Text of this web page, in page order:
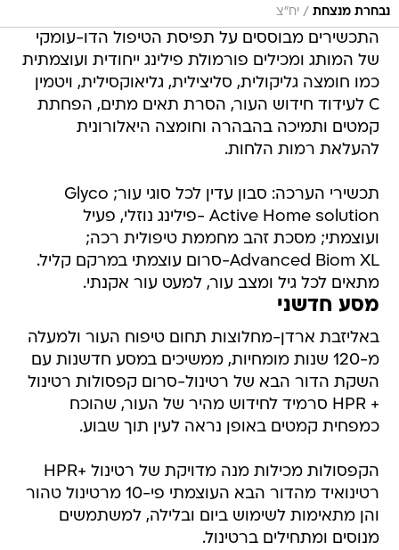
נבחרת מנצחת / יח"צ
התכשירים מבוססים על תפיסת הטיפול הדו-עומקי
של המותג ומכילים פורמולת פילינג ייחודית ועוצמתית
כמו חומצה גליקולית, סליצילית, גליאוקסילית, ויטמין
C לעידוד חידוש העור, הסרת תאים מתים, הפחתת
קמטים ותמיכה בהבהרה וחומצה היאלורונית
להעלאת רמות הלחות.
תכשירי הערכה: סבון עדין לכל סוגי עור; Glyco
Active Home solution -פילינג נוזלי, פעיל
ועוצמתי; מסכת זהב מחממת טיפולית רכה;
Advanced Biom XL-סרום עוצמתי במרקם קליל.
מתאים לכל גיל ומצב עור, למעט עור אקנתי.
מסע חדשני
באליזבת ארדן-מחלוצות תחום טיפוח העור ולמעלה
מ-120 שנות מומחיות, ממשיכים במסע חדשנות עם
השקת הדור הבא של רטינול-סרום קפסולות רטינול
+ HPR סרמיד לחידוש מהיר של העור, שהוכח
כמפחית קמטים באופן נראה לעין תוך שבוע.
הקפסולות מכילות מנה מדויקת של רטינול +HPR
רטינואיד מהדור הבא העוצמתי פי-10 מרטינול טהור
והן מתאימות לשימוש ביום ובלילה, למשתמשים
מנוסים ומתחילים ברטינול.